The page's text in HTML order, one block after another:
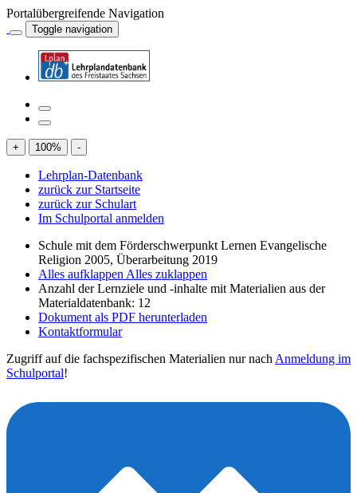
Portalübergreifende Navigation
Toggle navigation
+ 100% -
Lehrplan-Datenbank
zurück zur Startseite
zurück zur Schulart
Im Schulportal anmelden
Schule mit dem Förderschwerpunkt Lernen Evangelische
Religion 2005, Überarbeitung 2019
Alles aufklappen Alles zuklappen
Anzahl der Lernziele und -inhalte mit Materialien aus der
Materialdatenbank: 12
Dokument als PDF herunterladen
Kontaktformular
Zugriff auf die fachspezifischen Materialien nur nach Anmeldung im
Schulportal!